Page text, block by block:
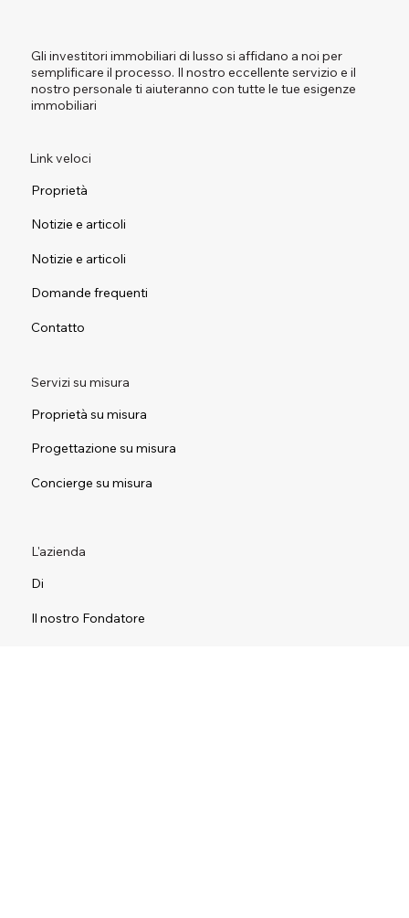
Link veloci
Proprietà
Domande frequenti
Contatto
Notizie e articoli
Notizie e articoli
Servizi su misura
Proprietà su misura
Progettazione su misura
Concierge su misura
L'azienda
Di
Il nostro Fondatore
Gli investitori immobiliari di lusso si affidano a noi per
semplificare il processo. Il nostro eccellente servizio e il
nostro personale ti aiuteranno con tutte le tue esigenze
immobiliari